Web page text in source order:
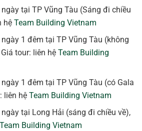
tại TP Vũng Tàu (Sáng đi chiều
hệTeam Building Vietnam
1 đêm tại TP Vũng Tàu (không
tour: liên hệTeam Building
1 đêm tại TP Vũng Tàu (có Gala
liên hệTeam Building Vietnam
tại Long Hải (sáng đi chiều về),
Team Building Vietnam